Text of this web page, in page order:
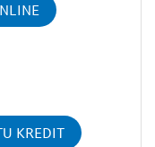
KREDIT